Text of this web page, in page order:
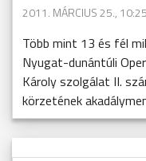
2011. MÁRCIUS 25., 10:25
Több mint 13 és fél
Nyugat-dunántúli
Károly szolgálat II.
körzetének